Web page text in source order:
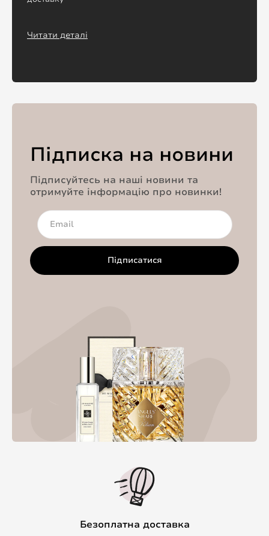
Читати деталі
Підписка на новини
Підписуйтесь на наші новини та
отримуйте інформацію про новинки!
Підписатися
Безоплатна доставка